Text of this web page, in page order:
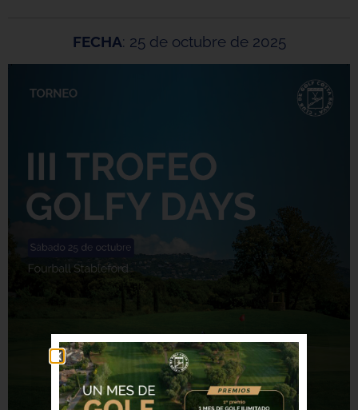
FECHA: 25 de octubre de 2025